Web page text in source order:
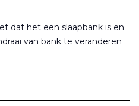
dat het een slaapbank is en
van bank te veranderen
een aparte matras 13 cm dik.
een stabiel stalen frame